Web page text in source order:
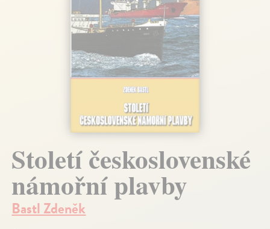
Století československé
námořní plavby
Bastl Zdeněk